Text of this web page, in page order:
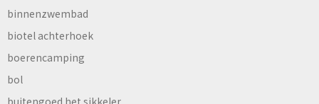
binnenzwembad
biotel achterhoek
boerencamping
bol